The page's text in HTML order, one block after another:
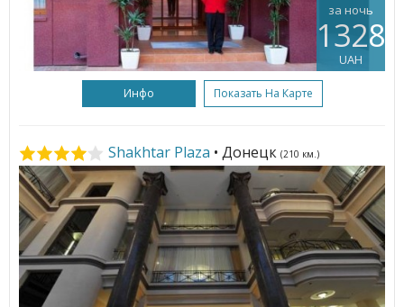
за ночь
1328
UAH
Инфо Показать На Карте
Shakhtar Plaza • Донецк (210 км.)